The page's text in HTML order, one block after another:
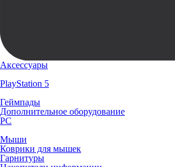
Аксессуары
PlayStation 5
Геймпады
Дополнительное оборудование
PC
Мыши
Коврики для мышек
Гарнитуры